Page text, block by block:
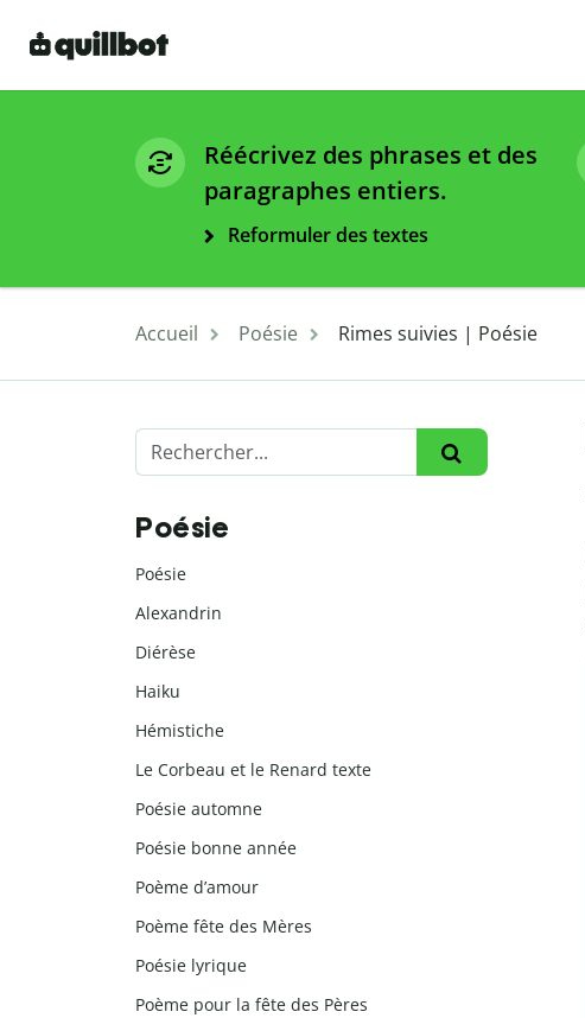
Réécrivez des phrases et des
paragraphes entiers.
Reformuler des textes
Accueil Poésie Rimes suivies | Poésie
Poésie
Poésie
Alexandrin
Diérèse
Haiku
Hémistiche
Le Corbeau et le Renard texte
Poésie automne
Poésie bonne année
Poème d’amour
Poème fête des Mères
Poésie lyrique
Poème pour la fête des Pères